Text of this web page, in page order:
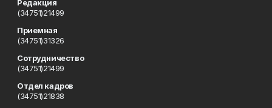
Редакция
(34751)21499
Приемная
(34751)31326
Сотрудничество
(34751)21499
Отдел кадров
(34751)21838